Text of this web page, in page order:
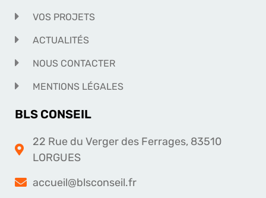
VOS PROJETS
ACTUALITÉS
NOUS CONTACTER
MENTIONS LÉGALES
BLS CONSEIL
22 Rue du Verger des Ferrages, 83510
LORGUES
accueil@blsconseil.fr